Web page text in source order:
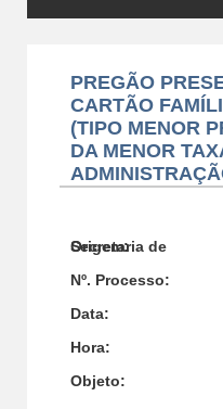
PREGÃO
CARTÃO
(TIPO MENOR
DA MENOR
Secretaria de Origem:
Nº. Processo:
Data:
Hora:
Objeto: